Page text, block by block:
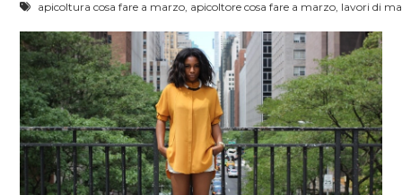
apicoltura cosa fare a marzo, apicoltore cosa fare a marzo, lavori di